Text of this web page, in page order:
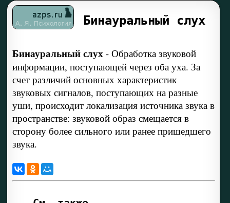
Бинауральный слух
Бинауральный слух- Обработка звуковой
информации, поступающей через оба уха. За
счет различий основных характеристик
звуковых сигналов, поступающих на разные
уши, происходит локализация источника звука в
пространстве: звуковой образ смещается в
сторону более сильного или ранее пришедшего
звука.